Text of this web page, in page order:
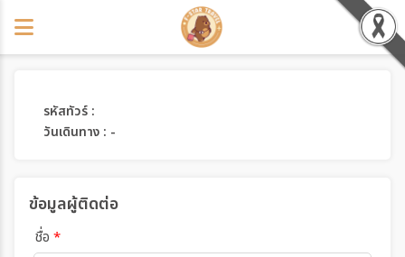
รหัสทัวร์ :
วันเดินทาง : -
ข้อมูลผู้ติดต่อ
ชื่อ *